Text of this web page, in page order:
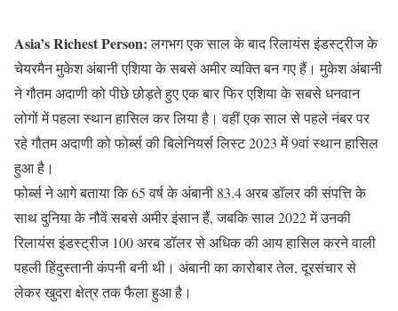
Asia’s Richest Person:लगभग एक साल के बाद रिलायंस इंडस्ट्रीज के
चेयरमैन मुकेश अंबानी एशिया के सबसे अमीर व्यक्ति बन गए हैं। मुकेश अंबानी
ने गौतम अदाणी को पीछे छोड़ते हुए एक बार फिर एशिया के सबसे धनवान
लोगों में पहला स्थान हासिल कर लिया है। वहीं एक साल से पहले नंबर पर
रहे गौतम अदाणी को फोर्ब्स की बिलेनियर्स लिस्ट 2023 में 9वां स्थान हासिल
हुआ है।
फोर्ब्स ने आगे बताया कि 65 वर्ष के अंबानी 83.4 अरब डॉलर की संपत्ति के
साथ दुनिया के नौवें सबसे अमीर इंसान हैं, जबकि साल 2022 में उनकी
रिलायंस इंडस्ट्रीज 100 अरब डॉलर से अधिक की आय हासिल करने वाली
पहली हिंदुस्तानी कंपनी बनी थी। अंबानी का कारोबार तेल, दूरसंचार से
लेकर खुदरा क्षेत्र तक फैला हुआ है।